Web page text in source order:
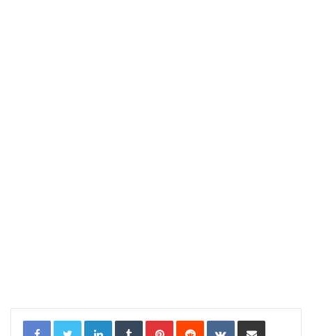
LinkedInTumblrPinterestReddit VKontakteCompartir por correo